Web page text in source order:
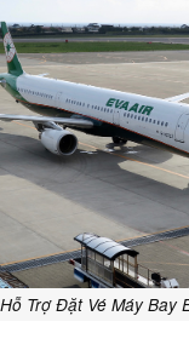
Trợ Đặt Vé Máy Bay